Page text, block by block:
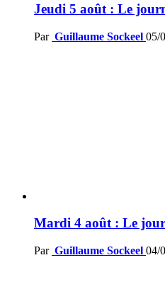
Jeudi 5 août : Le
Par Guillaume Sockeel 05/
Mardi 4 août : Le
Par Guillaume Sockeel 04/